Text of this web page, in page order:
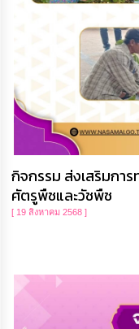
กิจกรรม ส่งเสริมกา
ศัตรูพืชและวัชพืช
[ 19 สิงหาคม 2568 ]